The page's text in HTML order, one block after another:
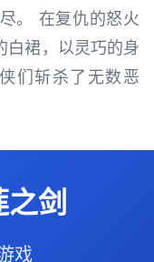
。 在复仇的怒火
白裙，以灵巧的身
们斩杀了无数恶
剑
戏